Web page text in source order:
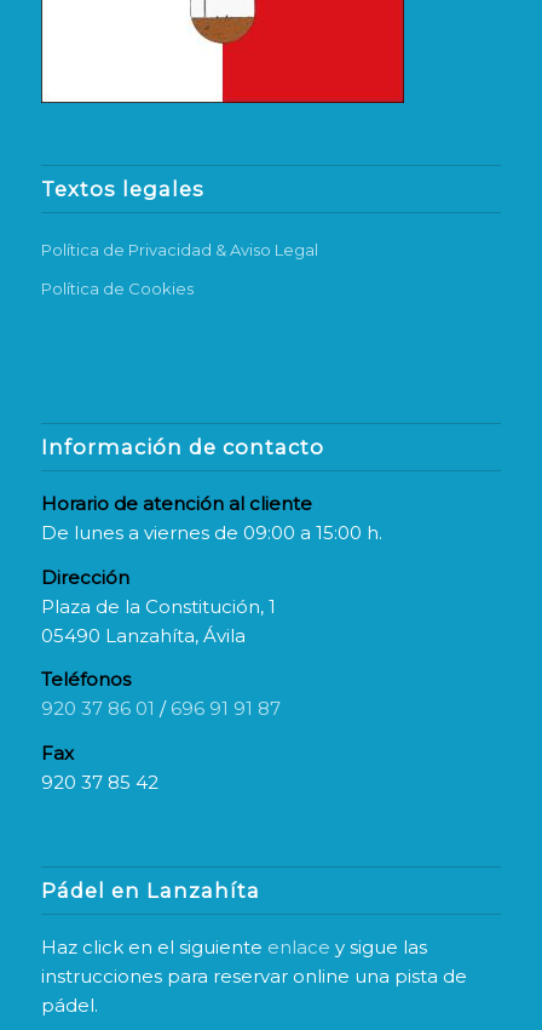
Textos legales
Política de Privacidad & Aviso Legal
Política de Cookies
Información de contacto
Horario de atención al cliente
De lunes a viernes de 09:00 a 15:00 h.
Dirección
Plaza de la Constitución, 1
05490 Lanzahíta, Ávila
Teléfonos
920 37 86 01 / 696 91 91 87
Fax
920 37 85 42
Pádel en Lanzahíta
Haz click en el siguiente enlace y sigue las
instrucciones para reservar online una pista de
pádel.